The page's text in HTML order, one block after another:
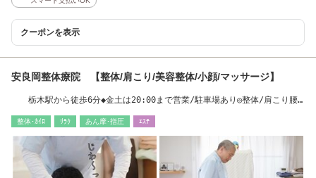
クーポンを表示
安良岡整体療院 【整体/肩こり/美容整体/小顔/マッサージ】
栃木駅から徒歩6分◆金土は20:00まで営業/駐車場あり◎整体/肩こり腰
整体･ｶｲﾛ ﾘﾗｸ あん摩･指圧 ｴｽﾃ